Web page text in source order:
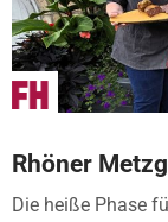
Rhöner
Die heiße Phase